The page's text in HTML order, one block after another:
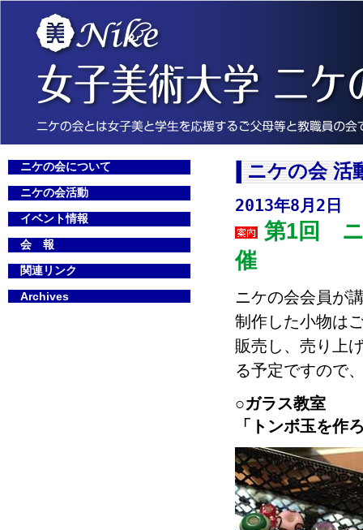
ニケの会について
ニケの会活動
イベント情報
会 報
関連リンク
Archives
ニケの会 活
2013年8月2日
第1回 ニ
催
ニケの会会員が
制作した小物は
販売し、売り上
る予定ですので
○ガラス教室
「トンボ玉を作